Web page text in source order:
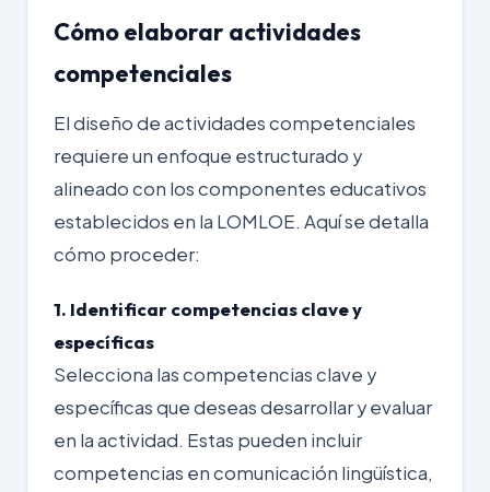
Cómo elaborar actividades
competenciales
El diseño de actividades competenciales
requiere un enfoque estructurado y
alineado con los componentes educativos
establecidos en la LOMLOE. Aquí se detalla
cómo proceder:
1. Identificar competencias clave y
específicas
Selecciona las competencias clave y
específicas que deseas desarrollar y evaluar
en la actividad. Estas pueden incluir
competencias en comunicación lingüística,